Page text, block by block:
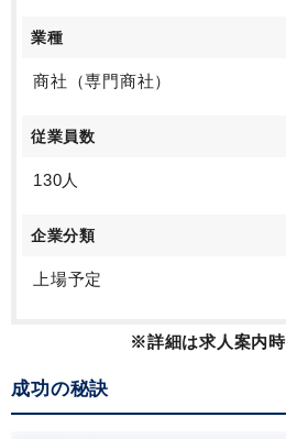
業種
商社（専門商社）
従業員数
130人
企業分類
上場予定
※詳細は求人案内時
成功の秘訣